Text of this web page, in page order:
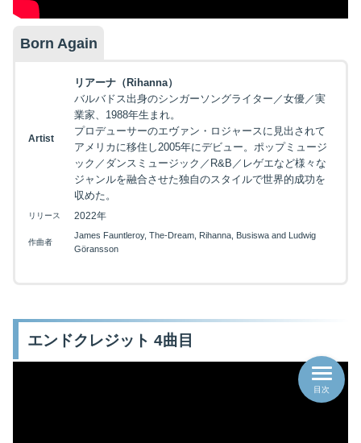
Born Again
Artist
リアーナ（Rihanna）
バルバドス出身のシンガーソングライター／女優／実
業家、1988年生まれ。
プロデューサーのエヴァン・ロジャースに見出されて
アメリカに移住し2005年にデビュー。ポップミュージ
ック／ダンスミュージック／R&B／レゲエなど様々な
ジャンルを融合させた独自のスタイルで世界的成功を
収めた。
リリース 2022年
作曲者
James Fauntleroy, The-Dream, Rihanna, Busiswa and Ludwig
Göransson
エンドクレジット 4曲目
目次